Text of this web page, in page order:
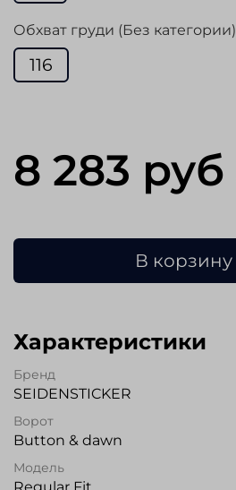
Обхват груди (Без категории)
116
8 283 руб
В корзину
Характеристики
Бренд
SEIDENSTICKER
Ворот
Button & dawn
Модель